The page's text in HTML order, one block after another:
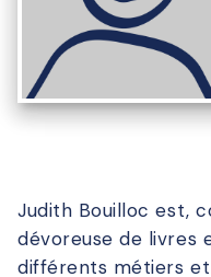
Judith Bouilloc est,
dévoreuse de livres
différents métiers